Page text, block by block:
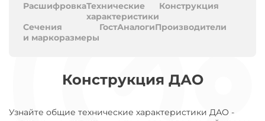
РасшифровкаТехнические
характеристики
Конструкция
Сечения
и маркоразмеры
ГостАналогиПроизводители
Конструкция ДАО
Узнайте общие технические характеристики ДАО -